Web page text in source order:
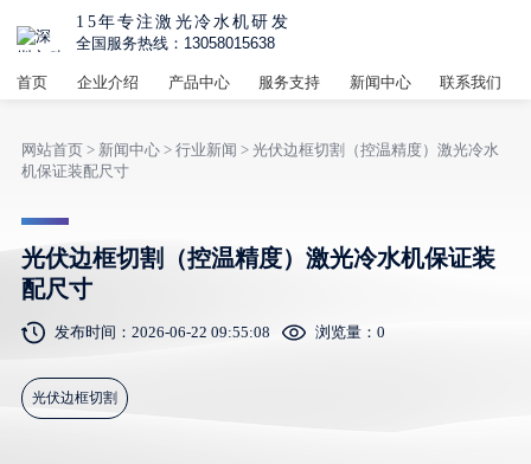
15年专注激光冷水机研发
全国服务热线：13058015638
首页 企业介绍 产品中心 服务支持 新闻中心 联系我们
网站首页> 新闻中心> 行业新闻 > 光伏边框切割（控温精度）激光冷水
机保证装配尺寸
光伏边框切割（控温精度）激光冷水机保证装
配尺寸
发布时间：2026-06-22 09:55:08 浏览量： 0
光伏边框切割